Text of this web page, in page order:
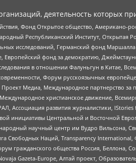
деятельность которых
Фонд Открытое общество, Американо-
Республиканский Институт,
исследований, Германский фонд
Европейский фонд за демократию,
в отношении Фалуньгун в Китае,
Форум русскоязычных
Медиа, Международное партнерство за
христианское движение,
развития журналистики,
инициативы Центральной и Восточной
научный центр им Вудро Вильсона,
Свободных Наций, Transparеncy
гражданского общества Россия,
Gazeta-Europe, Алтай проект,